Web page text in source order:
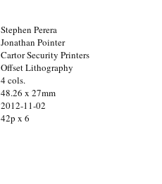
Stephen Perera
Jonathan Pointer
Cartor Security Printers
Offset Lithography
4 cols.
48.26 x 27mm
2012-11-02
42p x 6